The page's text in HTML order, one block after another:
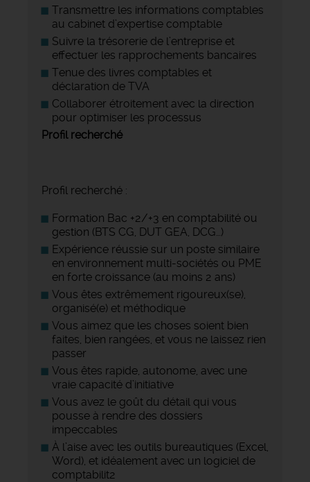
Transmettre les informations comptables
au cabinet d’expertise comptable
Suivre la trésorerie de l’entreprise et
effectuer les rapprochements bancaires
Tenue des livres comptables et
déclaration de TVA
Collaborer étroitement avec la direction
pour optimiser les processus
Profil recherché
Profil recherché :
Formation Bac +2/+3 en comptabilité ou
gestion (BTS CG, DUT GEA, DCG…)
Expérience réussie sur un poste similaire
en environnement multi-sociétés ou PME
en forte croissance (au moins 2 ans)
Vous êtes extrêmement rigoureux(se),
organisé(e) et méthodique
Vous aimez que les choses soient bien
faites, bien rangées, et vous ne laissez rien
passer
Vous êtes rapide, autonome, avec une
vraie capacité d’initiative
Vous avez le goût du détail qui vous
pousse à rendre des dossiers
impeccables
À l’aise avec les outils bureautiques (Excel,
Word), et idéalement avec un logiciel de
comptabilit2